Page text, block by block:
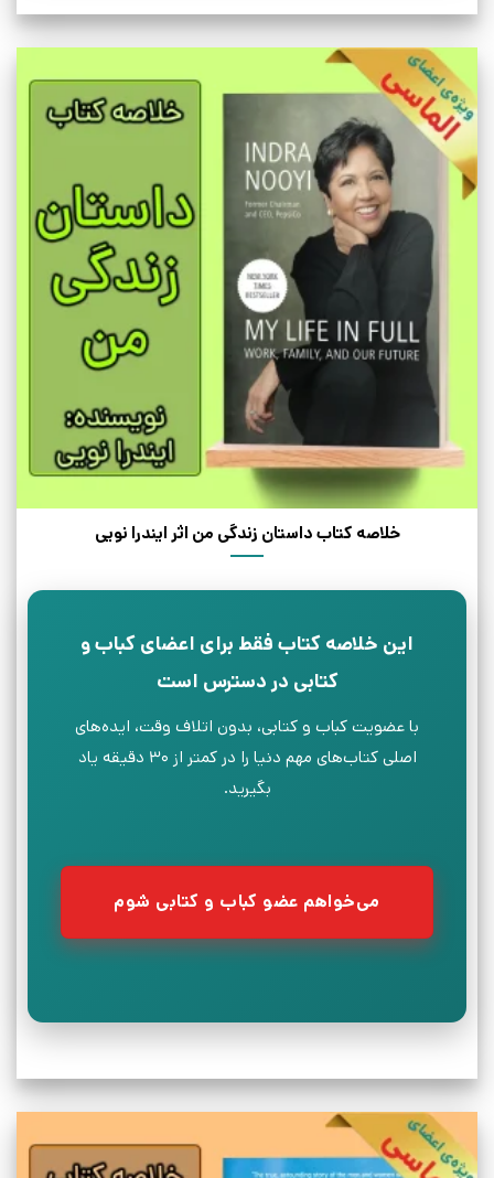
خلاصه کتاب داستان زندگی من اثر ایندرا نویی
این خلاصه کتاب فقط برای اعضای کباب و
کتابی در دسترس است
با عضویت کباب و کتابی، بدون اتلاف وقت، ایده‌های
اصلی کتاب‌های مهم دنیا را در کمتر از ۳۰ دقیقه یاد
بگیرید.
می‌خواهم عضو کباب و کتابی شوم